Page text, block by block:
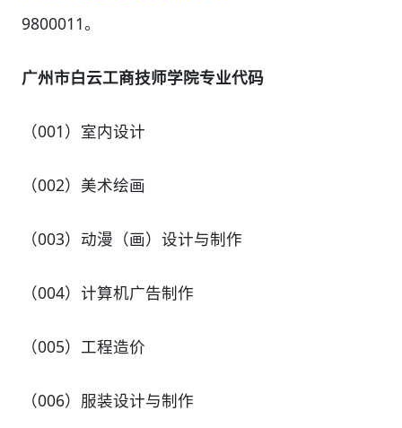
9800011。
广州市白云工商技师学院专业代码
（001）室内设计
（002）美术绘画
（003）动漫（画）设计与制作
（004）计算机广告制作
（005）工程造价
（006）服装设计与制作